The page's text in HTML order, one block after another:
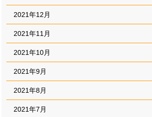
2021年12月
2021年11月
2021年10月
2021年9月
2021年8月
2021年7月